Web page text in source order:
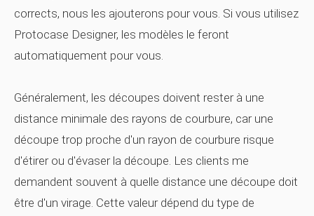
corrects, nous les ajouterons pour vous. Si vous utilisez
Protocase Designer, les modèles le feront
automatiquement pour vous.
Généralement, les découpes doivent rester à une
distance minimale des rayons de courbure, car une
découpe trop proche d'un rayon de courbure risque
d'étirer ou d'évaser la découpe. Les clients me
demandent souvent à quelle distance une découpe doit
être d'un virage. Cette valeur dépend du type de